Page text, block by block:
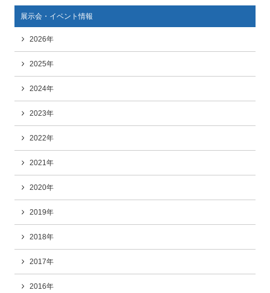
展示会・イベント情報
2026年
2025年
2024年
2023年
2022年
2021年
2020年
2019年
2018年
2017年
2016年